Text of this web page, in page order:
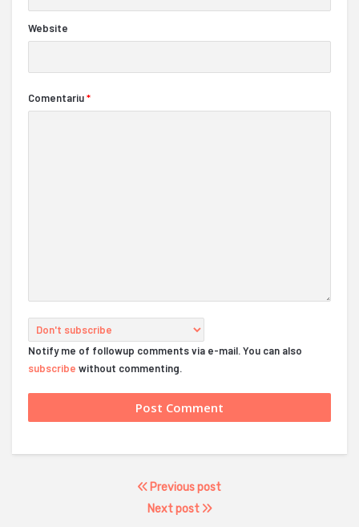
Website
Comentariu*
Notify me of followup comments via e-mail. You can also
subscribe without commenting.
Previous post
Next post